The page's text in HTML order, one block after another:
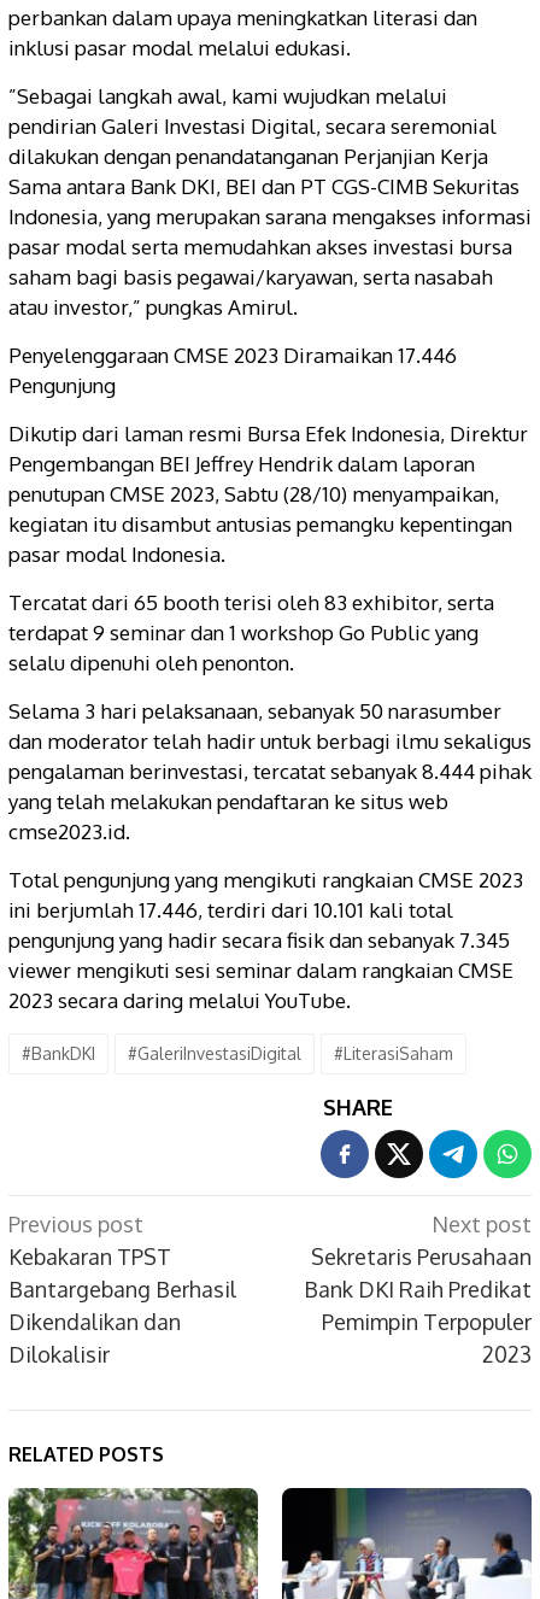
perbankan dalam upaya meningkatkan literasi dan
inklusi pasar modal melalui edukasi.
”Sebagai langkah awal, kami wujudkan melalui
pendirian Galeri Investasi Digital, secara seremonial
dilakukan dengan penandatanganan Perjanjian Kerja
Sama antara Bank DKI, BEI dan PT CGS-CIMB Sekuritas
Indonesia, yang merupakan sarana mengakses informasi
pasar modal serta memudahkan akses investasi bursa
saham bagi basis pegawai/karyawan, serta nasabah
atau investor,” pungkas Amirul.
Penyelenggaraan CMSE 2023 Diramaikan 17.446
Pengunjung
Dikutip dari laman resmi Bursa Efek Indonesia, Direktur
Pengembangan BEI Jeffrey Hendrik dalam laporan
penutupan CMSE 2023, Sabtu (28/10) menyampaikan,
kegiatan itu disambut antusias pemangku kepentingan
pasar modal Indonesia.
Tercatat dari 65 booth terisi oleh 83 exhibitor, serta
terdapat 9 seminar dan 1 workshop Go Public yang
selalu dipenuhi oleh penonton.
Selama 3 hari pelaksanaan, sebanyak 50 narasumber
dan moderator telah hadir untuk berbagi ilmu sekaligus
pengalaman berinvestasi, tercatat sebanyak 8.444 pihak
yang telah melakukan pendaftaran ke situs web
cmse2023.id.
Total pengunjung yang mengikuti rangkaian CMSE 2023
ini berjumlah 17.446, terdiri dari 10.101 kali total
pengunjung yang hadir secara fisik dan sebanyak 7.345
viewer mengikuti sesi seminar dalam rangkaian CMSE
2023 secara daring melalui YouTube.
#BankDKI #GaleriInvestasiDigital #LiterasiSaham
SHARE
Post
navigation
Previous post
Kebakaran TPST
Bantargebang Berhasil
Dikendalikan dan
Dilokalisir
Next post
Sekretaris Perusahaan
Bank DKI Raih Predikat
Pemimpin Terpopuler
2023
RELATED POSTS